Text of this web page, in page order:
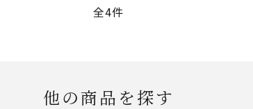
全4件
他の商品を探す